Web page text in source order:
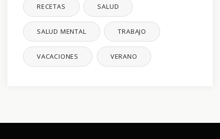
RECETAS SALUD
SALUD MENTAL TRABAJO
VACACIONES VERANO